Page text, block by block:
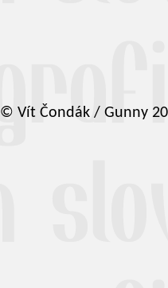
© Vít Čondák / Gunny